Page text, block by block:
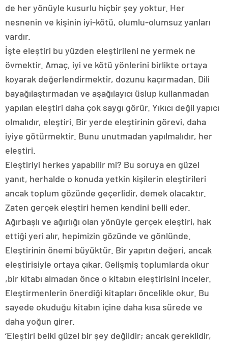
de her yönüyle kusurlu hiçbir şey yoktur. Her
nesnenin ve kişinin iyi-kötü, olumlu-olumsuz yanları
vardır.
İşte eleştiri bu yüzden eleştirileni ne yermek ne
övmektir. Amaç, iyi ve kötü yönlerini birlikte ortaya
koyarak değerlendirmektir, dozunu kaçırmadan. Dili
bayağılaştırmadan ve aşağılayıcı üslup kullanmadan
yapılan eleştiri daha çok saygı görür. Yıkıcı değil yapıcı
olmalıdır, eleştiri. Bir yerde eleştirinin görevi, daha
iyiye götürmektir. Bunu unutmadan yapılmalıdır, her
eleştiri.
Eleştiriyi herkes yapabilir mi? Bu soruya en güzel
yanıt, herhalde o konuda yetkin kişilerin eleştirileri
ancak toplum gözünde geçerlidir, demek olacaktır.
Zaten gerçek eleştiri hemen kendini belli eder.
Ağırbaşlı ve ağırlığı olan yönüyle gerçek eleştiri, hak
ettiği yeri alır, hepimizin gözünde ve gönlünde.
Eleştirinin önemi büyüktür. Bir yapıtın değeri, ancak
eleştirisiyle ortaya çıkar. Gelişmiş toplumlarda okur
,bir kitabı almadan önce o kitabın eleştirisini inceler.
Eleştirmenlerin önerdiği kitapları öncelikle okur. Bu
sayede okuduğu kitabın içine daha kısa sürede ve
daha yoğun girer.
‘Eleştiri belki güzel bir şey değildir; ancak gereklidir,